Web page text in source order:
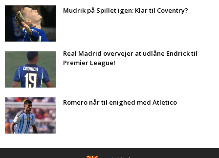
Mudrik på Spillet igen: Klar til Coventry?
Real Madrid overvejer at udlåne Endrick til
Premier League!
Romero når til enighed med Atletico